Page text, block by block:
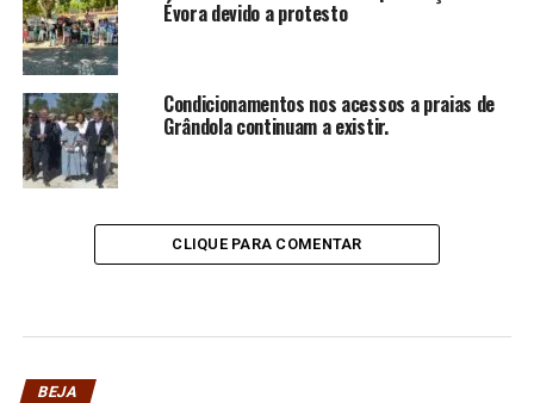
Évora devido a protesto
Condicionamentos nos acessos a praias de
Grândola continuam a existir.
CLIQUE PARA COMENTAR
BEJA